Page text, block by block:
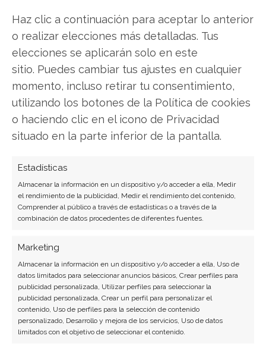
Haz clic a continuación para aceptar lo anterior
o realizar elecciones más detalladas. Tus
elecciones se aplicarán solo en este
sitio. Puedes cambiar tus ajustes en cualquier
momento, incluso retirar tu consentimiento,
utilizando los botones de la Política de cookies
o haciendo clic en el icono de Privacidad
situado en la parte inferior de la pantalla.
Estadísticas
Almacenar la información en un dispositivo y/o acceder a ella, Medir
el rendimiento de la publicidad, Medir el rendimiento del contenido,
Comprender al público a través de estadísticas o a través de la
combinación de datos procedentes de diferentes fuentes.
Marketing
Almacenar la información en un dispositivo y/o acceder a ella, Uso de
datos limitados para seleccionar anuncios básicos, Crear perfiles para
publicidad personalizada, Utilizar perfiles para seleccionar la
publicidad personalizada, Crear un perfil para personalizar el
contenido, Uso de perfiles para la selección de contenido
personalizado, Desarrollo y mejora de los servicios, Uso de datos
limitados con el objetivo de seleccionar el contenido.
SOBRE EL AUTOR
Javier Martínez González
tecnológico. Analiza las últimas tendencias en
hardware, software empresarial y computación en
la nube.
Ver todos los artículos →